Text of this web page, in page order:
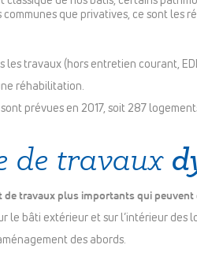
que privatives, ce sont les
les travaux (hors entretien courant,
réhabilitation.
prévues en 2017, soit 287
de travaux
travaux plus importants qui peuvent
le bâti extérieur et sur l’intérieur des
des abords.